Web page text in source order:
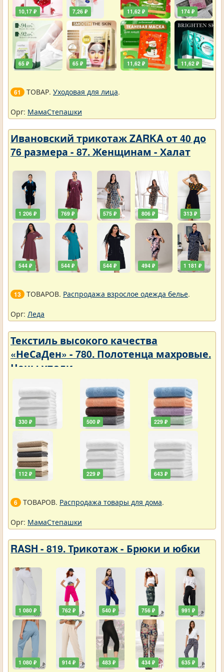
10,17 ₽
65 ₽
7,26 ₽
65 ₽
11,62 ₽
11,62 ₽
174 ₽
11,62 ₽
61 ТОВАР. Уходовая для лица.
Орг: МамаСтепашки
Ивановский трикотаж ZARKA от 40 до
76 размера - 87. Женщинам - Халат
1 206 ₽
544 ₽
769 ₽
544 ₽
575 ₽
544 ₽
806 ₽
494 ₽
313 ₽
1 181 ₽
13 ТОВАРОВ. Распродажа взрослое одежда белье.
Орг: Леда
Текстиль высокого качества
«НеСаДен» - 780. Полотенца махровые.
Цены упали
330 ₽
112 ₽
500 ₽
229 ₽
229 ₽
643 ₽
6 ТОВАРОВ. Распродажа товары для дома.
Орг: МамаСтепашки
RASH - 819. Трикотаж - Брюки и юбки
1 080 ₽
1 080 ₽
762 ₽
914 ₽
540 ₽
483 ₽
756 ₽
434 ₽
991 ₽
635 ₽